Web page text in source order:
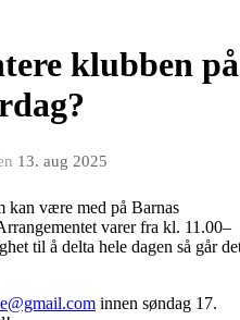
klubben på
13. aug 2025
kan være med på Barnas
varer fra kl. 11.00–
til å delta hele dagen så går
innen søndag 17.